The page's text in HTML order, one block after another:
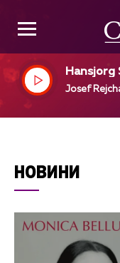
Hansjorg
Svizzera
Josef
НОВИНИ